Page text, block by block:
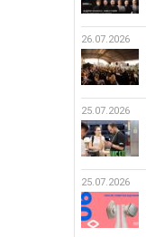
26.07.2026
25.07.2026
25.07.2026